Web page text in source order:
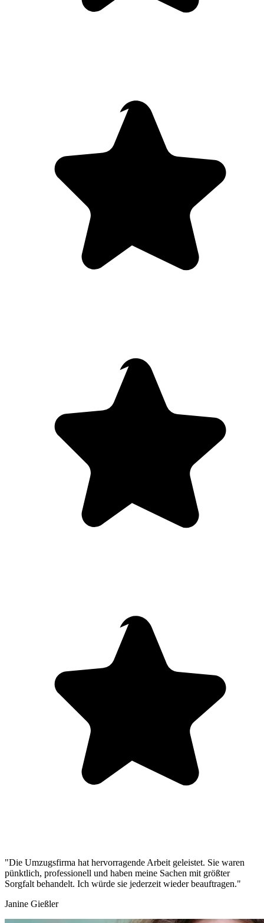
"Die Umzugsfirma hat hervorragende Arbeit geleistet. Sie waren
pünktlich, professionell und haben meine Sachen mit größter
Sorgfalt behandelt. Ich würde sie jederzeit wieder beauftragen."
Janine Gießler